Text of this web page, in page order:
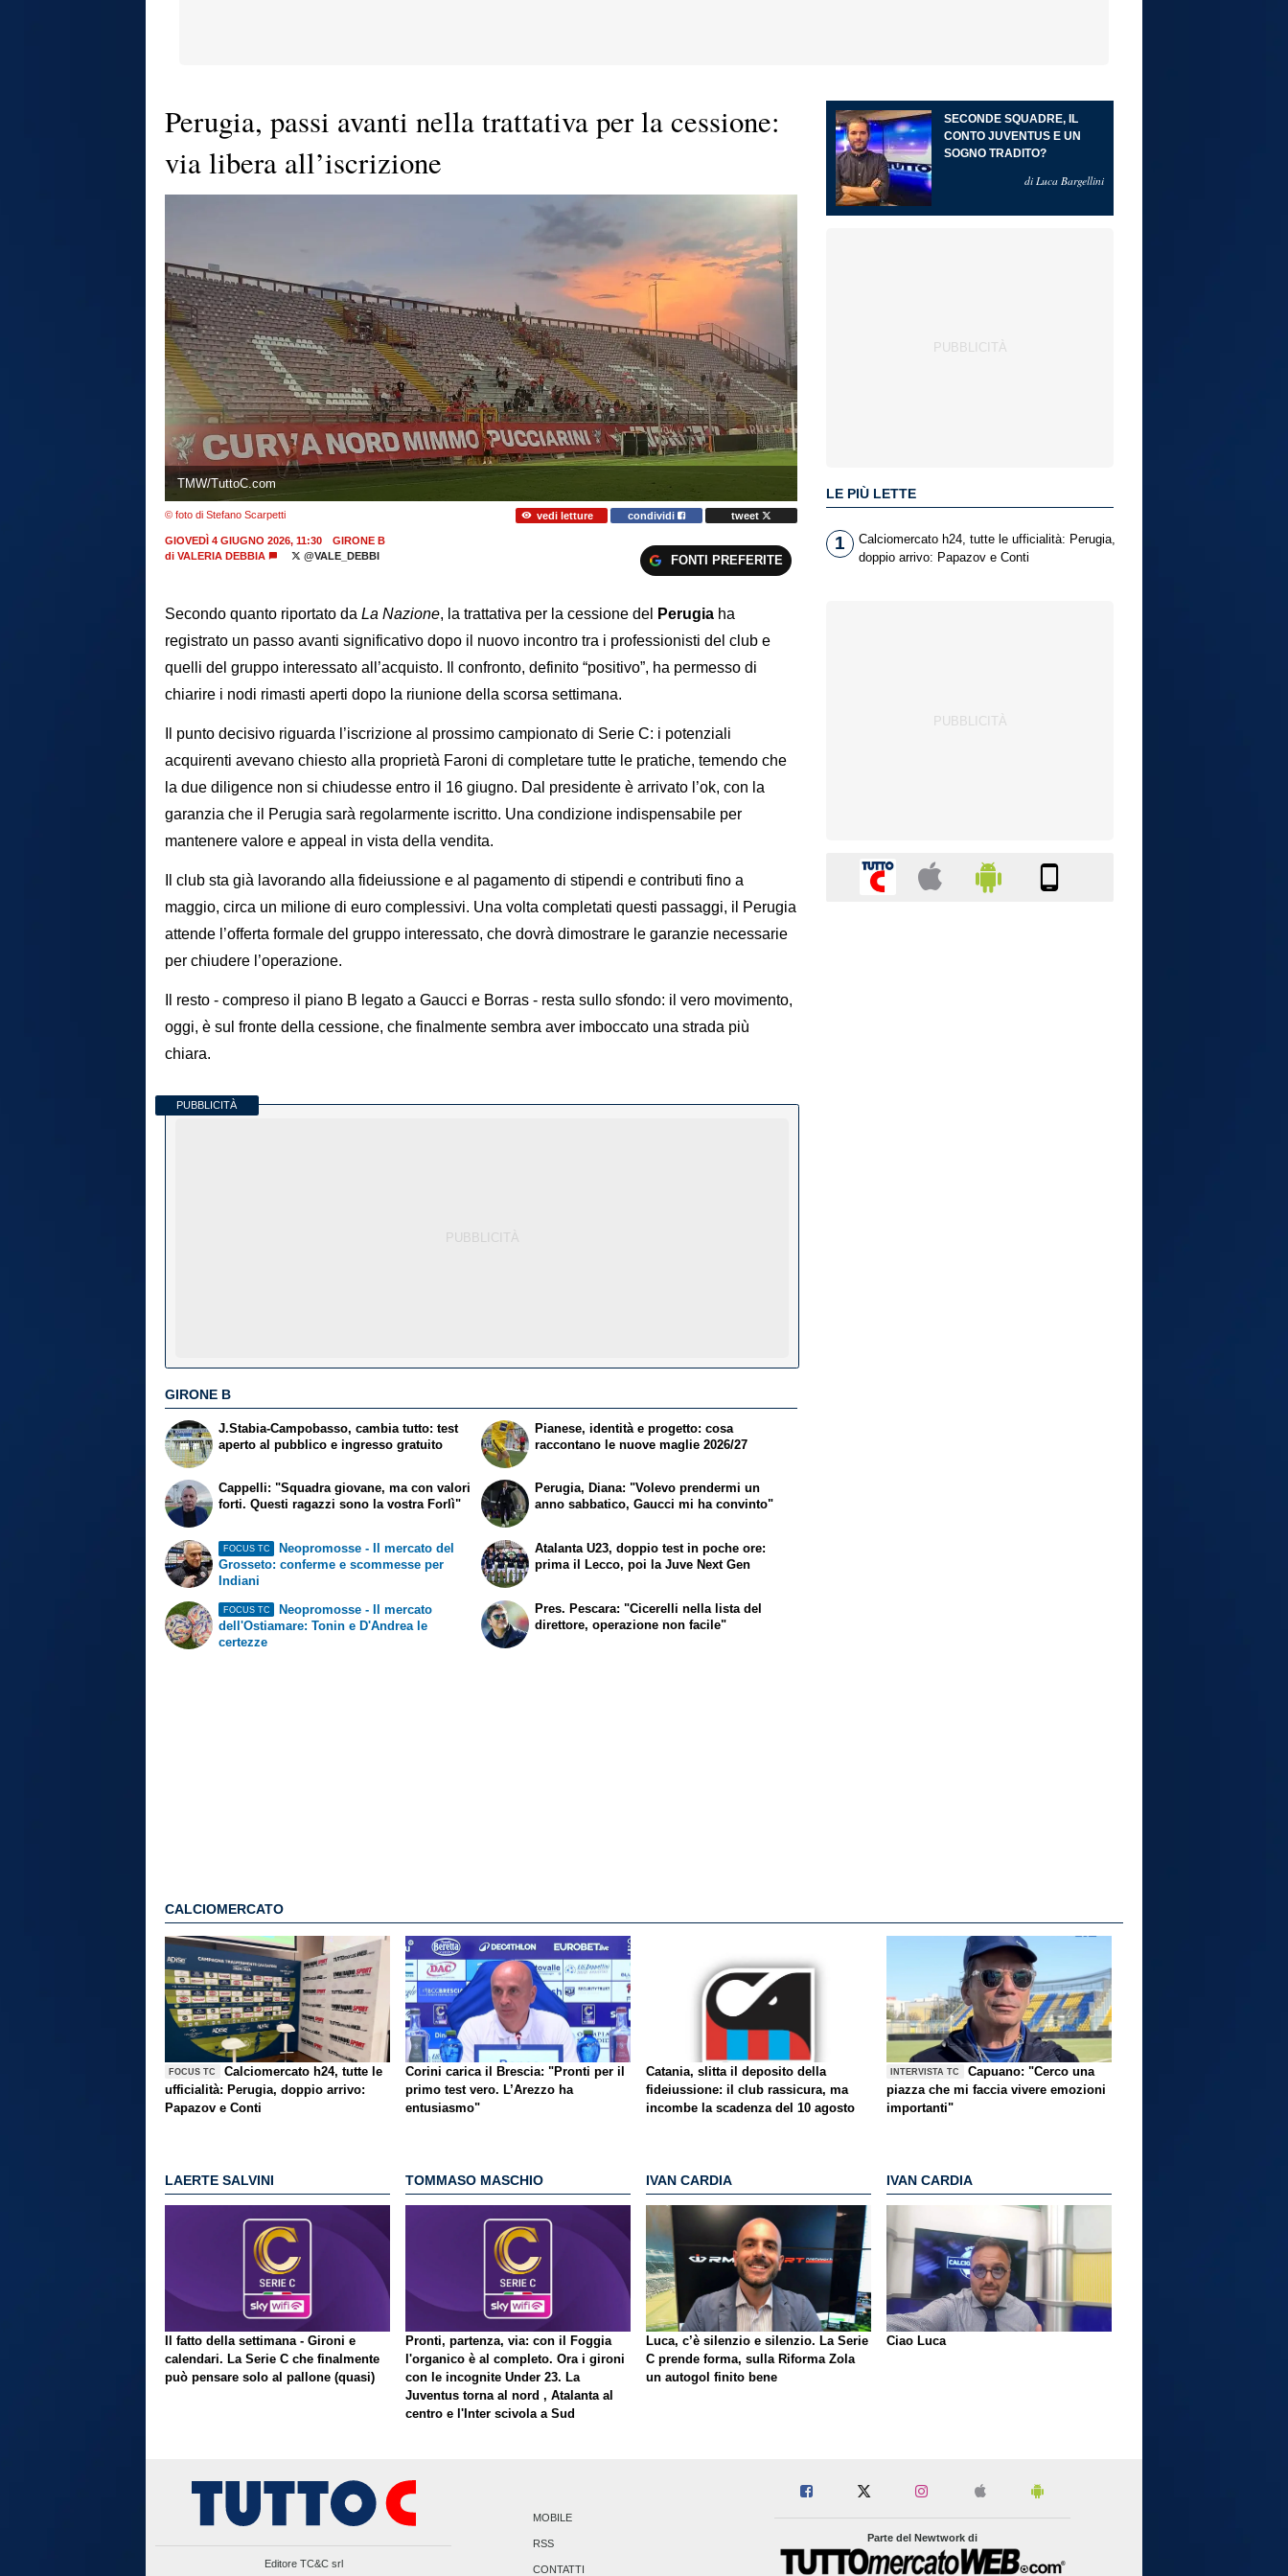
Perugia, passi avanti nella trattativa per la cessione:
via libera all’iscrizione
TMW/TuttoC.com
© foto di Stefano Scarpetti vedi letture condividi tweet
GIOVEDÌ 4 GIUGNO 2026, 11:30
GIRONE B
di VALERIA DEBBIA @VALE_DEBBI FONTI PREFERITE
Secondo quanto riportato da La Nazione, la trattativa per la cessione del Perugia ha
registrato un passo avanti significativo dopo il nuovo incontro tra i professionisti del club e
quelli del gruppo interessato all’acquisto. Il confronto, definito “positivo”, ha permesso di
chiarire i nodi rimasti aperti dopo la riunione della scorsa settimana.
Il punto decisivo riguarda l’iscrizione al prossimo campionato di Serie C: i potenziali
acquirenti avevano chiesto alla proprietà Faroni di completare tutte le pratiche, temendo che
la due diligence non si chiudesse entro il 16 giugno. Dal presidente è arrivato l’ok, con la
garanzia che il Perugia sarà regolarmente iscritto. Una condizione indispensabile per
mantenere valore e appeal in vista della vendita.
Il club sta già lavorando alla fideiussione e al pagamento di stipendi e contributi fino a
maggio, circa un milione di euro complessivi. Una volta completati questi passaggi, il Perugia
attende l’offerta formale del gruppo interessato, che dovrà dimostrare le garanzie necessarie
per chiudere l’operazione.
Il resto - compreso il piano B legato a Gaucci e Borras - resta sullo sfondo: il vero movimento,
oggi, è sul fronte della cessione, che finalmente sembra aver imboccato una strada più
chiara.
PUBBLICITÀ
GIRONE B
J.Stabia-Campobasso, cambia tutto: test
aperto al pubblico e ingresso gratuito
Cappelli: "Squadra giovane, ma con valori
forti. Questi ragazzi sono la vostra Forlì"
Pianese, identità e progetto: cosa
raccontano le nuove maglie 2026/27
Perugia, Diana: "Volevo prendermi un
anno sabbatico, Gaucci mi ha convinto"
FOCUS TC
Neopromosse - Il mercato del
Grosseto: conferme e scommesse per
Indiani
FOCUS TC
Neopromosse - Il mercato
dell'Ostiamare: Tonin e D'Andrea le
certezze
Atalanta U23, doppio test in poche ore:
prima il Lecco, poi la Juve Next Gen
Pres. Pescara: "Cicerelli nella lista del
direttore, operazione non facile"
SECONDE SQUADRE, IL
CONTO JUVENTUS E UN
SOGNO TRADITO?
di Luca Bargellini
LE PIÙ LETTE
1
Calciomercato h24, tutte le ufficialità: Perugia,
doppio arrivo: Papazov e Conti
CALCIOMERCATO
FOCUS TC
Calciomercato h24, tutte le
ufficialità: Perugia, doppio arrivo:
Papazov e Conti
Corini carica il Brescia: "Pronti per il
primo test vero. L’Arezzo ha
entusiasmo"
Catania, slitta il deposito della
fideiussione: il club rassicura, ma
incombe la scadenza del 10 agosto
INTERVISTA TC
Capuano: "Cerco una
piazza che mi faccia vivere emozioni
importanti"
LAERTE SALVINI
Il fatto della settimana - Gironi e
calendari. La Serie C che finalmente
può pensare solo al pallone (quasi)
TOMMASO MASCHIO
Pronti, partenza, via: con il Foggia
l'organico è al completo. Ora i gironi
con le incognite Under 23. La
Juventus torna al nord , Atalanta al
centro e l'Inter scivola a Sud
IVAN CARDIA
Luca, c’è silenzio e silenzio. La Serie
C prende forma, sulla Riforma Zola
un autogol finito bene
IVAN CARDIA
Ciao Luca
Editore TC&C srl
MOBILE
RSS
CONTATTI
Parte del Newtwork di